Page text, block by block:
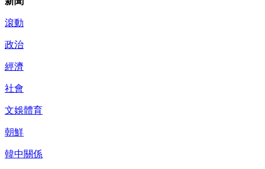
滾動
政治
經濟
社會
文娛體育
朝鮮
韓中關係